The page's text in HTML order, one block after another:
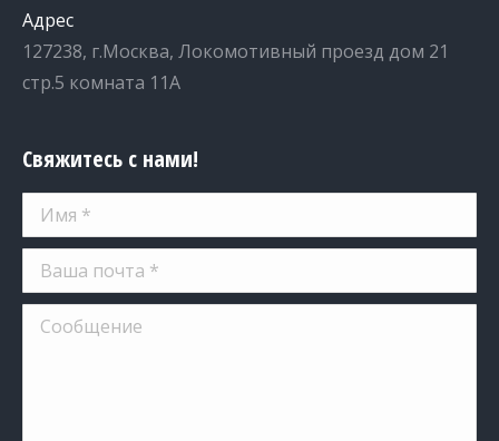
Адрес
127238, г.Москва, Локомотивный проезд дом 21
стр.5 комната 11А
Свяжитесь с нами!
Имя *
Ваша почта *
Сообщение